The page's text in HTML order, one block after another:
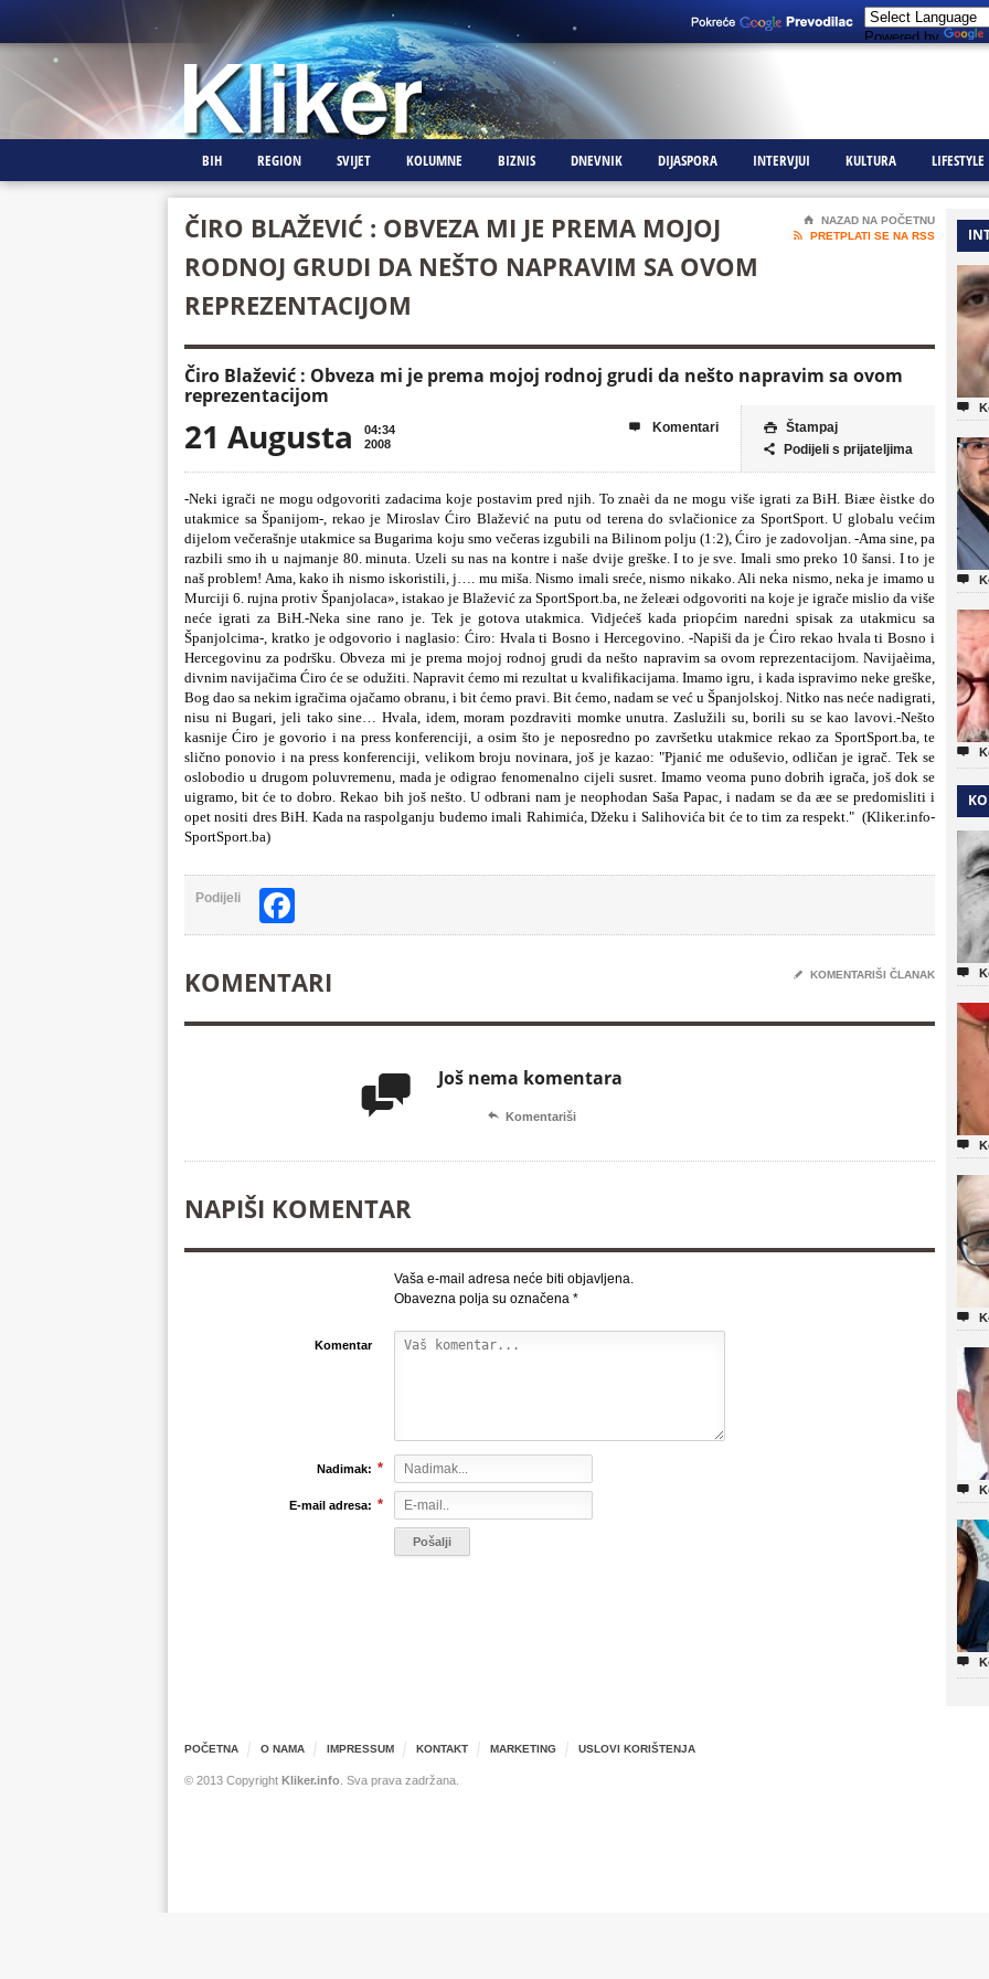
Powered by
BIH REGION SVIJET KOLUMNE BIZNIS DNEVNIK DIJASPORA INTERVJUI KULTURA LIFESTYLE
ČIRO BLAŽEVIĆ : OBVEZA MI JE PREMA MOJOJ
RODNOJ GRUDI DA NEŠTO NAPRAVIM SA OVOM
REPREZENTACIJOM
⌂
NAZAD NA POČETNU

PRETPLATI SE NA RSS
Čiro Blažević : Obveza mi je prema mojoj rodnoj grudi da nešto napravim sa ovom
reprezentacijom
21 Augusta
04:34
2008
 Štampaj
 Podijeli s prijateljima
 Komentari
-Neki igrači ne mogu odgovoriti zadacima koje postavim pred njih. To znaèi da ne mogu više igrati za BiH. Biæe èistke do
utakmice sa Španijom-, rekao je Miroslav Ćiro Blažević na putu od terena do svlačionice za SportSport. U globalu većim
dijelom večerašnje utakmice sa Bugarima koju smo večeras izgubili na Bilinom polju (1:2), Ćiro je zadovoljan. -Ama sine, pa
razbili smo ih u najmanje 80. minuta. Uzeli su nas na kontre i naše dvije greške. I to je sve. Imali smo preko 10 šansi. I to je
naš problem! Ama, kako ih nismo iskoristili, j…. mu miša. Nismo imali sreće, nismo nikako. Ali neka nismo, neka je imamo u
Murciji 6. rujna protiv Španjolaca», istakao je Blažević za SportSport.ba, ne želeæi odgovoriti na koje je igrače mislio da više
neće igrati za BiH.-Neka sine rano je. Tek je gotova utakmica. Vidjećeš kada priopćim naredni spisak za utakmicu sa
Španjolcima-, kratko je odgovorio i naglasio: Ćiro: Hvala ti Bosno i Hercegovino. -Napiši da je Ćiro rekao hvala ti Bosno i
Hercegovinu za podršku. Obveza mi je prema mojoj rodnoj grudi da nešto napravim sa ovom reprezentacijom. Navijaèima,
divnim navijačima Ćiro će se odužiti. Napravit ćemo mi rezultat u kvalifikacijama. Imamo igru, i kada ispravimo neke greške,
Bog dao sa nekim igračima ojačamo obranu, i bit ćemo pravi. Bit ćemo, nadam se već u Španjolskoj. Nitko nas neće nadigrati,
nisu ni Bugari, jeli tako sine… Hvala, idem, moram pozdraviti momke unutra. Zaslužili su, borili su se kao lavovi.-Nešto
kasnije Ćiro je govorio i na press konferenciji, a osim što je neposredno po završetku utakmice rekao za SportSport.ba, te
slično ponovio i na press konferenciji, velikom broju novinara, još je kazao: "Pjanić me oduševio, odličan je igrač. Tek se
oslobodio u drugom poluvremenu, mada je odigrao fenomenalno cijeli susret. Imamo veoma puno dobrih igrača, još dok se
uigramo, bit će to dobro. Rekao bih još nešto. U odbrani nam je neophodan Saša Papac, i nadam se da æe se predomisliti i
opet nositi dres BiH. Kada na raspolganju budemo imali Rahimića, Džeku i Salihovića bit će to tim za respekt." (Kliker.info-
SportSport.ba)
Podijeli
KOMENTARI ✎ KOMENTARIŠI ČLANAK
 Još nema komentara
 Komentariši
NAPIŠI KOMENTAR
Vaša e-mail adresa neće biti objavljena.
Obavezna polja su označena *
Komentar
Nadimak: *
E-mail adresa: *








POČETNA O NAMA IMPRESSUM KONTAKT MARKETING USLOVI KORIŠTENJA
© 2013 Copyright Kliker.info. Sva prava zadržana.